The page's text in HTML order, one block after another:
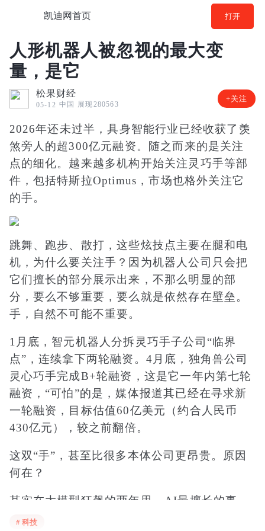
凯迪网首页 打开
人形机器人被忽视的最大变
量，是它
松果财经
05-12 中国 展现280563
+关注
2026年还未过半，具身智能行业已经收获了羡
煞旁人的超300亿元融资。随之而来的是关注
点的细化。越来越多机构开始关注灵巧手等部
件，包括特斯拉Optimus，市场也格外关注它
的手。
跳舞、跑步、散打，这些炫技点主要在腿和电
机，为什么要关注手？因为机器人公司只会把
它们擅长的部分展示出来，不那么明显的部
分，要么不够重要，要么就是依然存在壁垒。
手，自然不可能不重要。
1月底，智元机器人分拆灵巧手子公司“临界
点”，连续拿下两轮融资。4月底，独角兽公司
灵心巧手完成B+轮融资，这是它一年内第七轮
融资，“可怕”的是，媒体报道其已经在寻求新
一轮融资，目标估值60亿美元（约合人民币
430亿元），较之前翻倍。
这双“手”，甚至比很多本体公司更昂贵。原因
何在？
其实在大模型狂飙的两年里，AI最擅长的事
情，几乎都发生在屏幕里，比如写代码。但只
# 科技